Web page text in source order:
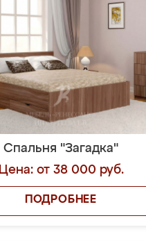
Спальня "Загадка"
Цена: от 38 000 руб.
ПОДРОБНЕЕ